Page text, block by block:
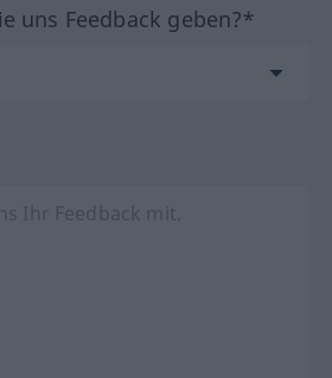
uns Feedback geben?*